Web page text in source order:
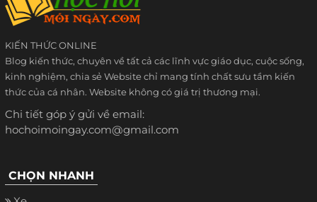
KIẾN THỨC ONLINE
Blog kiến thức, chuyên về tất cả các lĩnh vực giáo dục, cuộc sống,
kinh nghiệm, chia sẻ Website chỉ mang tính chất sưu tầm kiến
thức của cá nhân. Website không có giá trị thương mại.
Chi tiết góp ý gửi về email:
hochoimoingay.com@gmail.com
CHỌN NHANH